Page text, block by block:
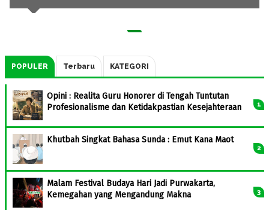
POPULER Terbaru KATEGORI
Opini : Realita Guru Honorer di Tengah Tuntutan
Profesionalisme dan Ketidakpastian Kesejahteraan
Khutbah Singkat Bahasa Sunda : Emut Kana Maot
Malam Festival Budaya Hari Jadi Purwakarta,
Kemegahan yang Mengandung Makna